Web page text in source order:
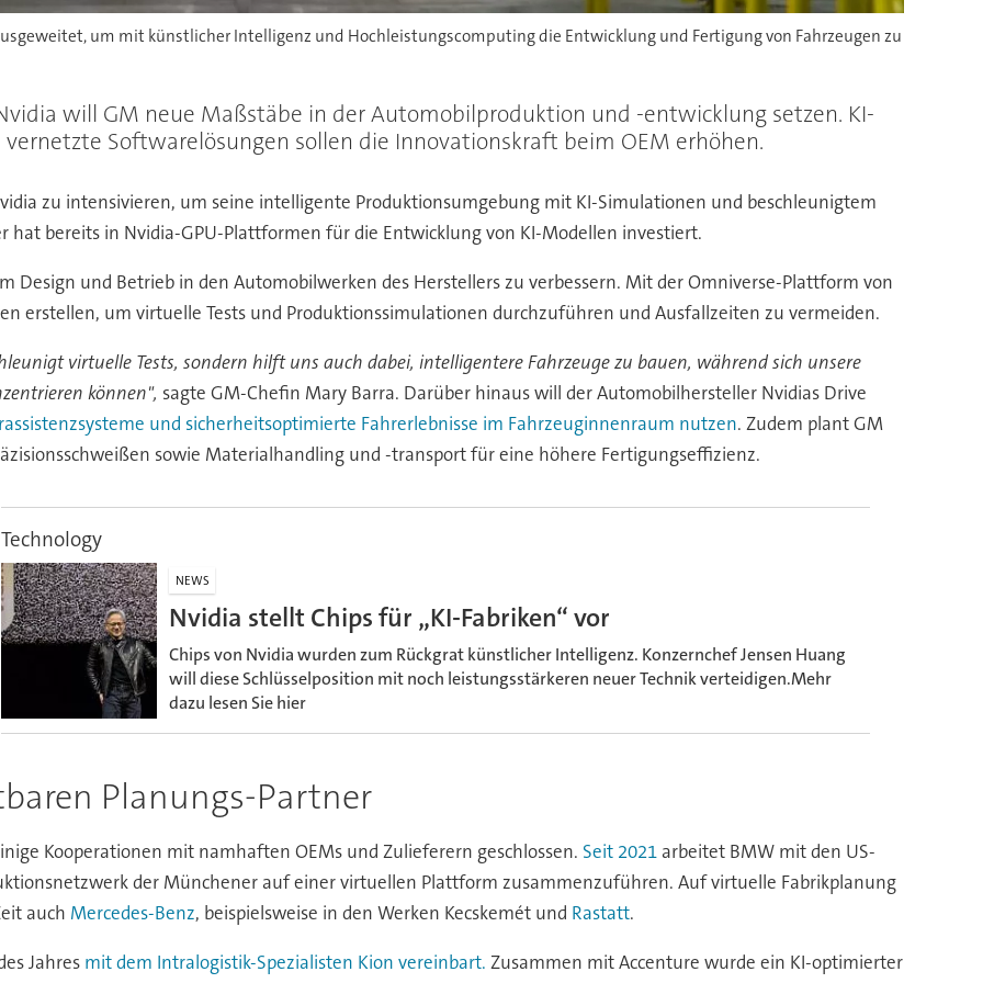
um mit künstlicher Intelligenz und Hochleistungscomputing die Entwicklung und Fertigung von Fahrzeugen zu
will GM neue Maßstäbe in der Automobilproduktion und -entwicklung setzen. KI-
Softwarelösungen sollen die Innovationskraft beim OEM erhöhen.
zu intensivieren, um seine intelligente Produktionsumgebung mit KI-Simulationen und beschleunigtem
bereits in Nvidia-GPU-Plattformen für die Entwicklung von KI-Modellen investiert.
Design und Betrieb in den Automobilwerken des Herstellers zu verbessern. Mit der Omniverse-Plattform von
erstellen, um virtuelle Tests und Produktionssimulationen durchzuführen und Ausfallzeiten zu vermeiden.
virtuelle Tests, sondern hilft uns auch dabei, intelligentere Fahrzeuge zu bauen, während sich unsere
können", sagte GM-Chefin Mary Barra. Darüber hinaus will der Automobilhersteller Nvidias Drive
und sicherheitsoptimierte Fahrerlebnisse im Fahrzeuginnenraum nutzen. Zudem plant GM
sowie Materialhandling und -transport für eine höhere Fertigungseffizienz.
Technology
NEWS
Nvidia stellt Chips für „KI-Fabriken“ vor
Chips von Nvidia wurden zum Rückgrat künstlicher Intelligenz. Konzernchef Jensen Huang
will diese Schlüsselposition mit noch leistungsstärkeren neuer Technik verteidigen.Mehr
dazu lesen Sie hier
Planungs-Partner
Kooperationen mit namhaften OEMs und Zulieferern geschlossen. Seit 2021arbeitet BMW mit den US-
der Münchener auf einer virtuellen Plattform zusammenzuführen. Auf virtuelle Fabrikplanung
auch Mercedes-Benz, beispielsweise in den Werken Kecskemét und Rastatt.
Jahres mit dem Intralogistik-Spezialisten Kion vereinbart. Zusammen mit Accenture wurde ein KI-optimierter